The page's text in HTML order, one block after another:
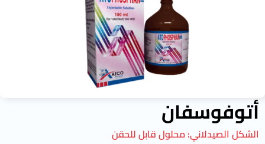
أتوفوسفان
الشكل الصيدلاني:محلول قابل للحقن